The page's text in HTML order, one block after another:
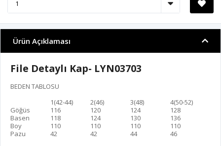
Ürün Açıklaması
File Detaylı Kap- LYN03703
BEDEN TABLOSU
1(42-44)
2(46) 3(48)
4(50-52)
Göğüs
116 120 124
128
Basen
118 124 130
136
Boy
110 110 110
110
Pazu
42 42 44 46